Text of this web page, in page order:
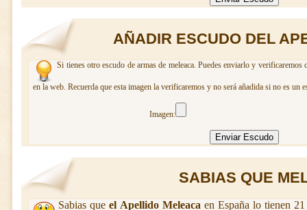
AÑADIR ESCUDO DEL
Si tienes otro escudo de armas de meleaca. Puedes enviarlo y
en la web. Recuerda que esta imagen la verificaremos y no será añadida si no es un
Imagen:
SABIAS QUE
Sabias queel Apellido Meleaca en España lo tienen